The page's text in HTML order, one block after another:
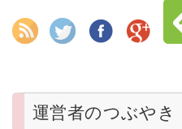
運営者のつぶやき